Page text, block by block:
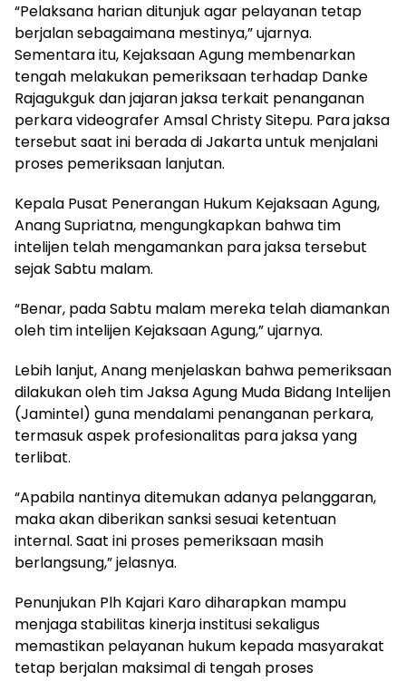
“Pelaksana harian ditunjuk agar pelayanan tetap
berjalan sebagaimana mestinya,” ujarnya.
Sementara itu, Kejaksaan Agung membenarkan
tengah melakukan pemeriksaan terhadap Danke
Rajagukguk dan jajaran jaksa terkait penanganan
perkara videografer Amsal Christy Sitepu. Para jaksa
tersebut saat ini berada di Jakarta untuk menjalani
proses pemeriksaan lanjutan.
Kepala Pusat Penerangan Hukum Kejaksaan Agung,
Anang Supriatna, mengungkapkan bahwa tim
intelijen telah mengamankan para jaksa tersebut
sejak Sabtu malam.
“Benar, pada Sabtu malam mereka telah diamankan
oleh tim intelijen Kejaksaan Agung,” ujarnya.
Lebih lanjut, Anang menjelaskan bahwa pemeriksaan
dilakukan oleh tim Jaksa Agung Muda Bidang Intelijen
(Jamintel) guna mendalami penanganan perkara,
termasuk aspek profesionalitas para jaksa yang
terlibat.
“Apabila nantinya ditemukan adanya pelanggaran,
maka akan diberikan sanksi sesuai ketentuan
internal. Saat ini proses pemeriksaan masih
berlangsung,” jelasnya.
Penunjukan Plh Kajari Karo diharapkan mampu
menjaga stabilitas kinerja institusi sekaligus
memastikan pelayanan hukum kepada masyarakat
tetap berjalan maksimal di tengah proses